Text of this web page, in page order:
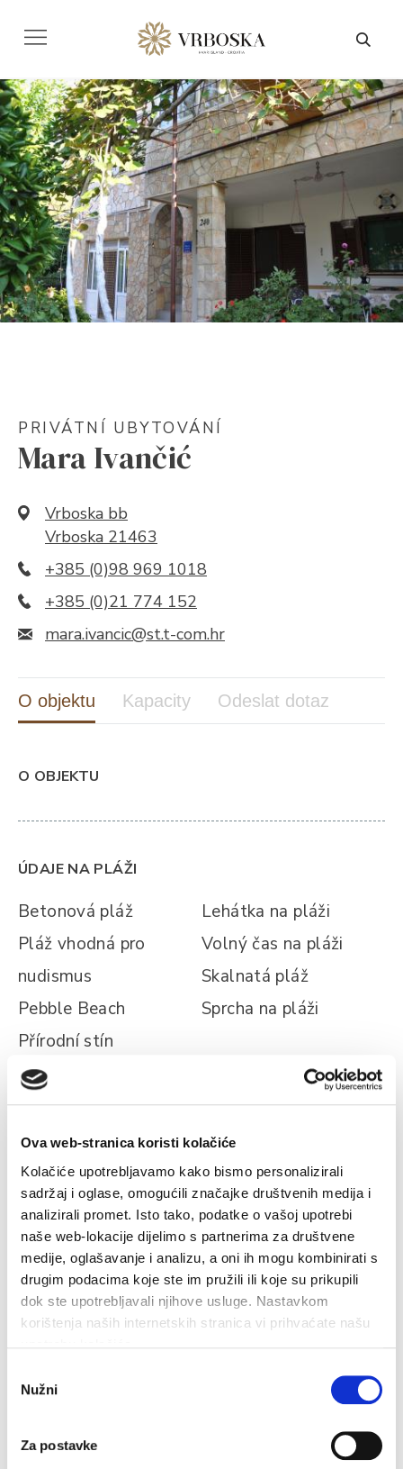
Ova web-stranica koristi kolačiće
Kolačiće upotrebljavamo kako bismo personalizirali
sadržaj i oglase, omogućili značajke društvenih medija i
analizirali promet. Isto tako, podatke o vašoj upotrebi
naše web-lokacije dijelimo s partnerima za društvene
medije, oglašavanje i analizu, a oni ih mogu kombinirati s
drugim podacima koje ste im pružili ili koje su prikupili
dok ste upotrebljavali njihove usluge. Nastavkom
korištenja naših internetskih stranica vi prihvaćate našu
pristanka
Nužni
Za postavke
PRIVÁTNÍ UBYTOVÁNÍ
Mara Ivančić
Vrboska bb
Vrboska 21463
+385 (0)98 969 1018
+385 (0)21 774 152
mara.ivancic@st.t-com.hr
O objektu Kapacity Odeslat dotaz
O OBJEKTU
ÚDAJE NA PLÁŽI
Betonová pláž
Lehátka na pláži
Pláž vhodná pro
nudismus
Volný čas na pláži
Skalnatá pláž
Pebble Beach
Sprcha na pláži
Přírodní stín
ÚDAJE O MÍSTĚ
Zařízení je obklopen
zelení
V areálu se nachází v
klidném prostředí
EXTERIÉR STAVBY
Grilování